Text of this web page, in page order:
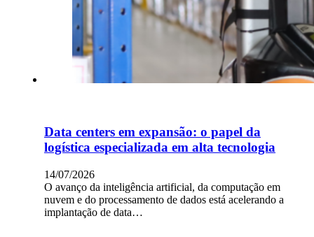
Data centers em expansão: o papel da
logística especializada em alta tecnologia
14/07/2026
O avanço da inteligência artificial, da computação em
nuvem e do processamento de dados está acelerando a
implantação de data…